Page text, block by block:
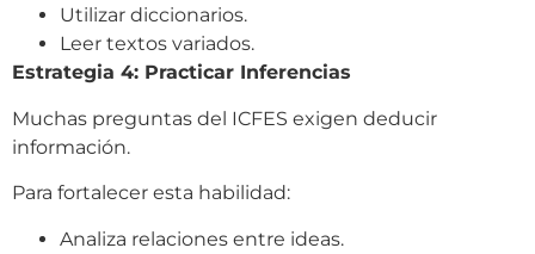
Utilizar diccionarios.
Leer textos variados.
Estrategia 4: Practicar Inferencias
Muchas preguntas del ICFES exigen deducir
información.
Para fortalecer esta habilidad:
Analiza relaciones entre ideas.